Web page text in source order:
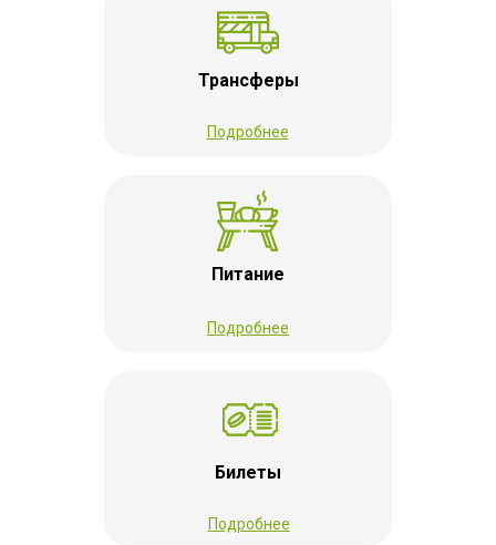
Билеты
Подробнее
Питание
Подробнее
Трансферы
Подробнее